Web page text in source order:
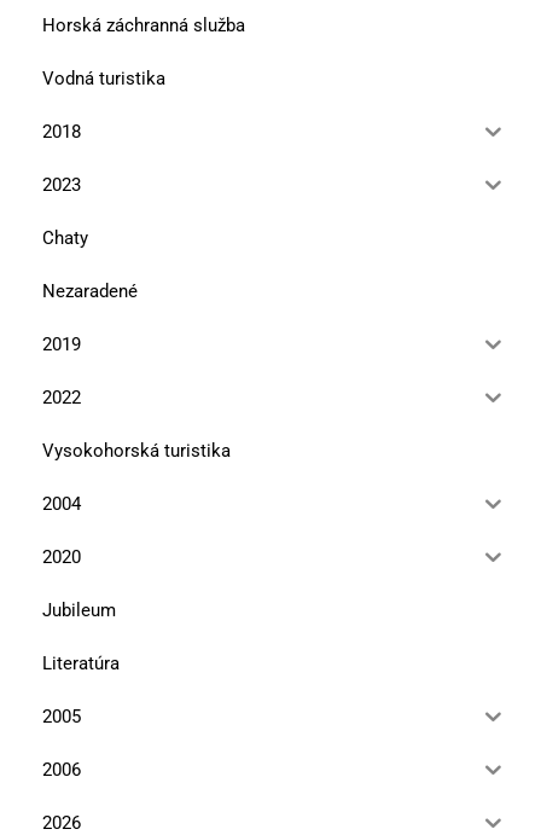
Horská záchranná služba
Vodná turistika
2018
2023
Chaty
Nezaradené
2019
2022
Vysokohorská turistika
2004
2020
Jubileum
Literatúra
2005
2006
2026